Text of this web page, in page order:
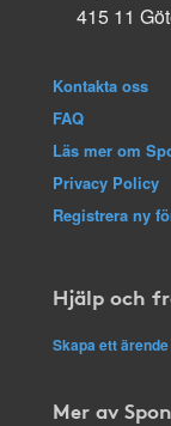
415 11
Kontakta oss
FAQ
Läs mer om
Privacy Policy
Registrera ny
Hjälp och
Skapa ett ärende
Mer av